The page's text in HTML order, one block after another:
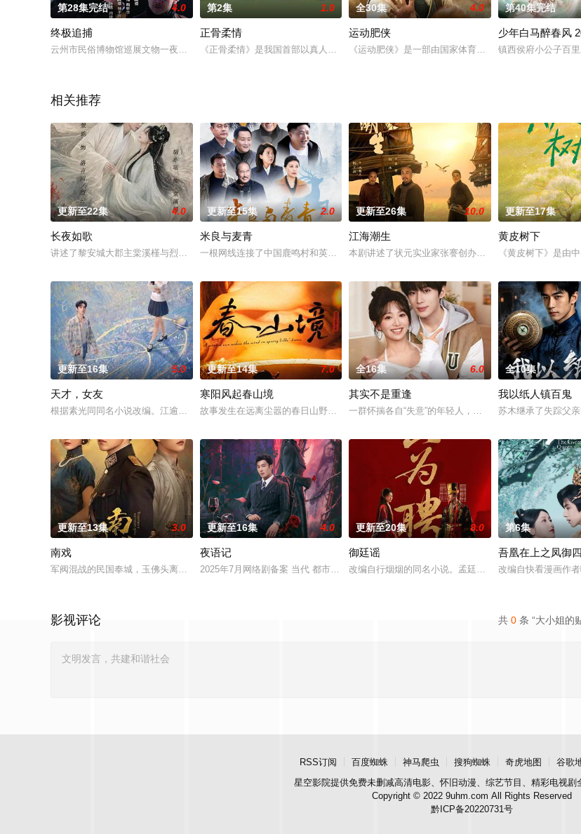
第28集完结 4.0
终极追捕
云州市民俗博物馆巡展文物一夜之间被盗，云州市刑警大队队长周正亲自带队成立专案组，全力追踪，周正更是立下军令状，誓要
第2集 1.0
正骨柔情
《正骨柔情》是我国首部以真人真事为原型，反映医患一家亲的电视剧。该剧讲述改革开放初
全30集 4.0
运动肥侠
《运动肥侠》是一部由国家体育总局和北京大学共同立
第40集完结
少年白马醉春风
镇西侯府小公子百
相关推荐
更新至22集 4.0
长夜如歌
讲述了黎安城大郡主棠溪槿与烈云峥之间曲折动人的情感，以及他们在复杂局势中坚守初心、勇敢面对困难的爱情故事。通过剧中
更新至15集 2.0
米良与麦青
一根网线连接了中国鹿鸣村和英国牛津，麦香通过视频向米良宣告：婚不结了。鹿鸣村开了锅
更新至26集 10.0
江海潮生
本剧讲述了状元实业家张謇创办大生企业，实业报国的
更新至17集
黄皮树下
《黄皮树下》是由
更新至16集 5.0
天才，女友
根据素光同同名小说改编。江逾白长大以后，林知夏忽然对他说：“江逾白，我喜欢你，哲学和生物学意义上的喜欢。”那个夜晚，他
更新至14集 7.0
寒阳风起春山境
故事发生在远离尘嚣的春日山野，两个孤独的人因机缘巧合相遇。一人背负过往伤痕，避世居
全16集 6.0
其实不是重逢
一群怀揣各自“失意”的年轻人，在沿海小城南安相遇相
全10集
我以纸人镇百鬼
苏木继承了失踪父
更新至13集 3.0
南戏
军阀混战的民国奉城，玉佛头离奇失窃，戏班主横尸戏台，将冷血少帅许又安与昆曲名伶荣筱楠推向不死不休的对立绝境。而他们
更新至16集 4.0
夜语记
2025年7月网络剧备案 当代 都市 海南越酷文化传媒有限公司
更新至20集 8.0
御廷谣
改编自行烟烟的同名小说。孟廷辉，大平王朝有史以来
第6集
吾凰在上之凤御
改编自快看漫画作
共 0 条 “大小姐的
影视评论
RSS订阅 百度蜘蛛 神马爬虫 搜狗蜘蛛 奇虎地图 谷歌
星空影院提供免费未删减高清电影、怀旧动漫、综艺节目、精彩电视剧
Copyright © 2022 9uhm.com All Rights Reserved
黔ICP备20220731号